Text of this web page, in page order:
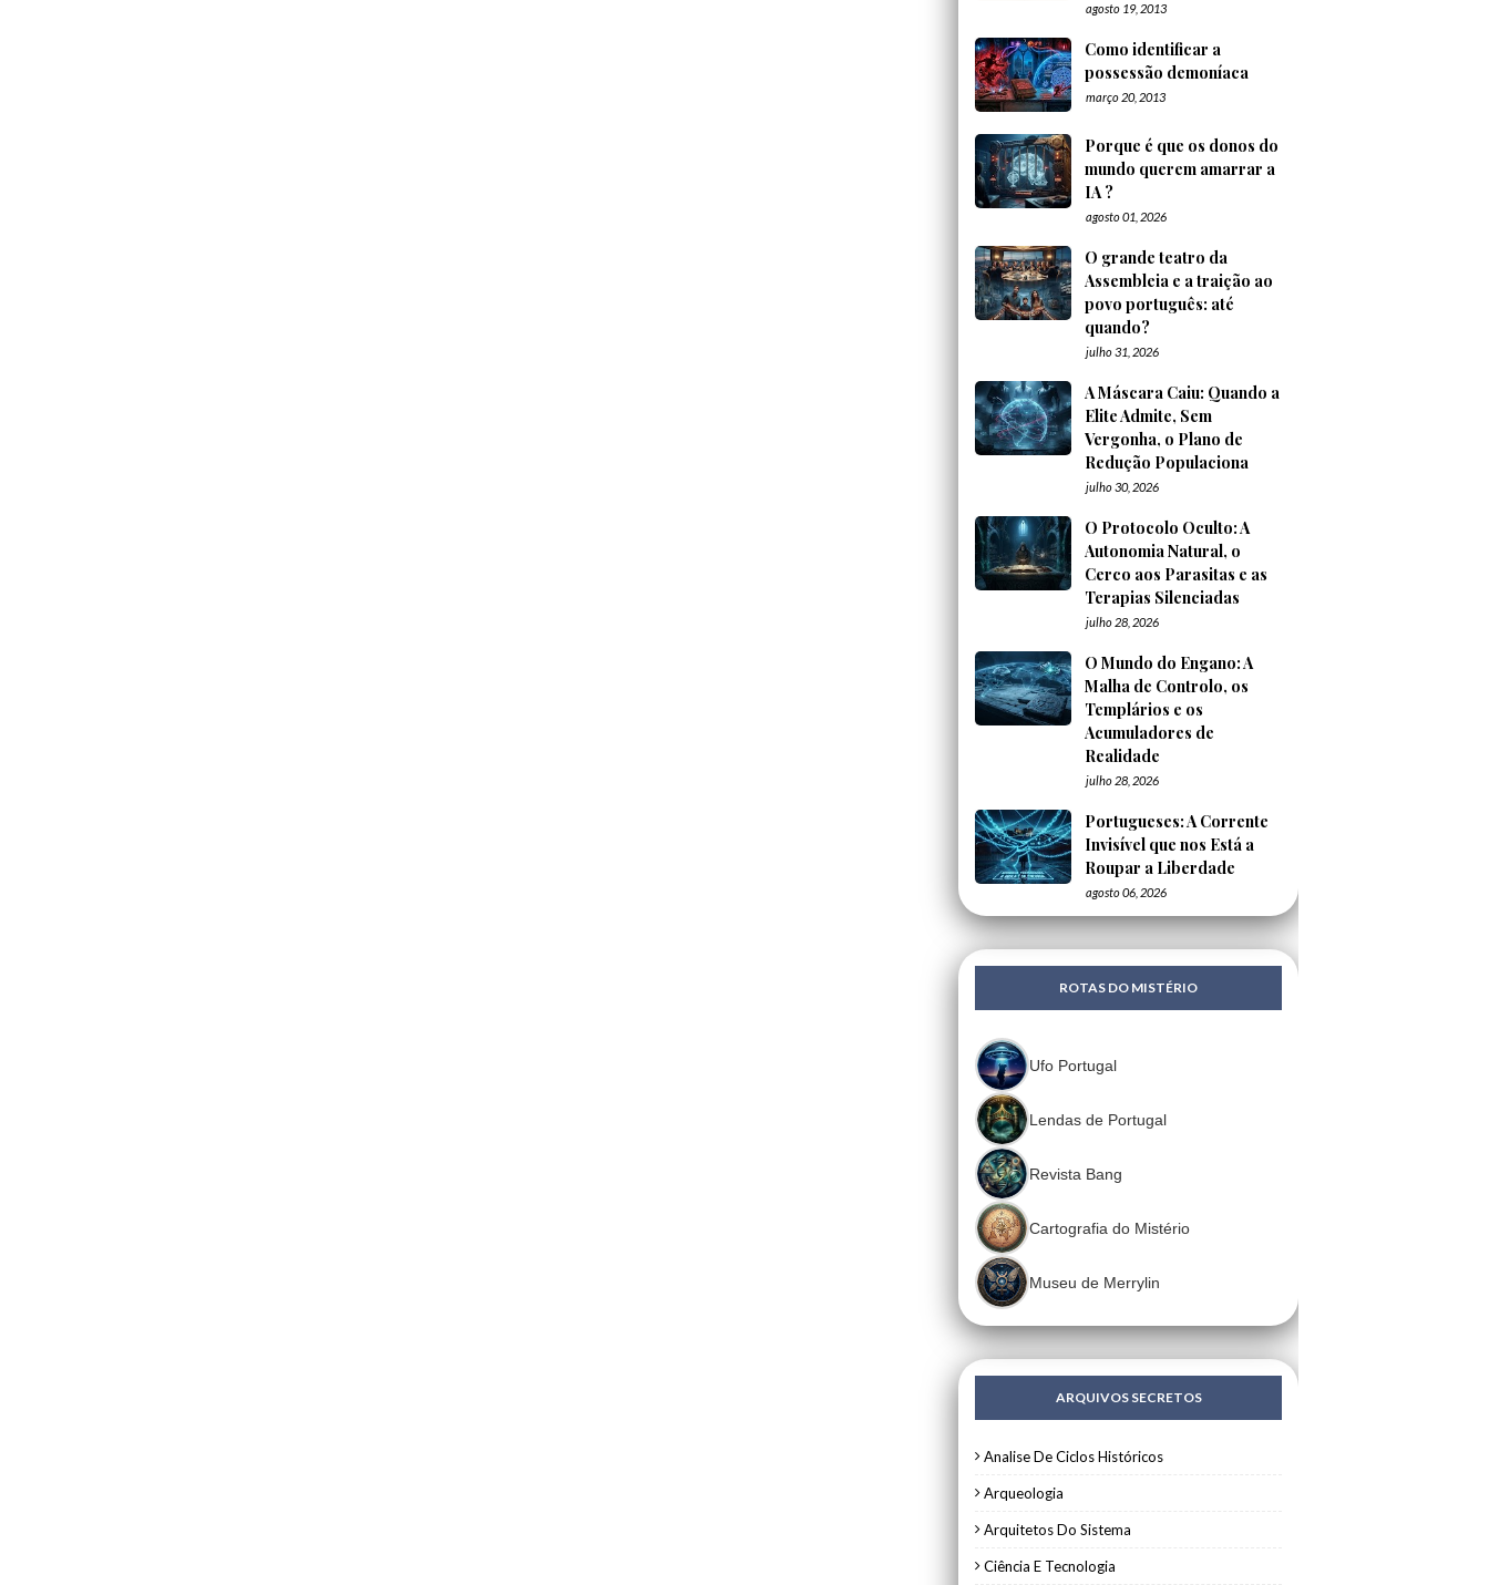
agosto 19, 2013
Como identificar a
possessão demoníaca
março 20, 2013
Porque é que os donos do
mundo querem amarrar a
IA ?
agosto 01, 2026
O grande teatro da
Assembleia e a traição ao
povo português: até
quando?
julho 31, 2026
A Máscara Caiu: Quando a
Elite Admite, Sem
Vergonha, o Plano de
Redução Populaciona
julho 30, 2026
O Protocolo Oculto: A
Autonomia Natural, o
Cerco aos Parasitas e as
Terapias Silenciadas
julho 28, 2026
O Mundo do Engano: A
Malha de Controlo, os
Templários e os
Acumuladores de
Realidade
julho 28, 2026
Portugueses: A Corrente
Invisível que nos Está a
Roupar a Liberdade
agosto 06, 2026
ROTAS DO MISTÉRIO
Ufo Portugal
Lendas de Portugal
Revista Bang
Cartografia do Mistério
Museu de Merrylin
ARQUIVOS SECRETOS
Analise De Ciclos Históricos
Arqueologia
Arquitetos Do Sistema
Ciência E Tecnologia